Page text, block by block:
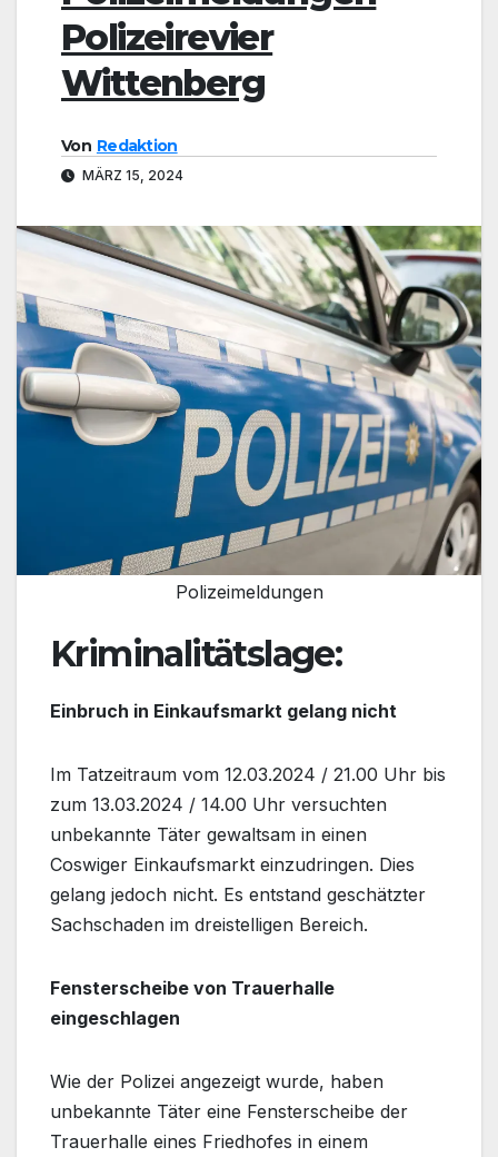
Polizeirevier
Wittenberg
Von Redaktion
MÄRZ 15, 2024
Polizeimeldungen
Kriminalitätslage:
Einbruch in Einkaufsmarkt gelang nicht
Im Tatzeitraum vom 12.03.2024 / 21.00 Uhr bis
zum 13.03.2024 / 14.00 Uhr versuchten
unbekannte Täter gewaltsam in einen
Coswiger Einkaufsmarkt einzudringen. Dies
gelang jedoch nicht. Es entstand geschätzter
Sachschaden im dreistelligen Bereich.
Fensterscheibe von Trauerhalle
eingeschlagen
Wie der Polizei angezeigt wurde, haben
unbekannte Täter eine Fensterscheibe der
Trauerhalle eines Friedhofes in einem